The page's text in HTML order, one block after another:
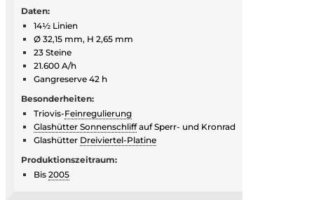
Daten:
14½ Linien
Ø 32,15 mm, H 2,65 mm
23 Steine
21.600 A/h
Gangreserve 42 h
Besonderheiten:
Triovis-Feinregulierung
Glashütter Sonnenschliffauf Sperr- und Kronrad
Glashütter Dreiviertel-Platine
Produktionszeitraum:
Bis 2005